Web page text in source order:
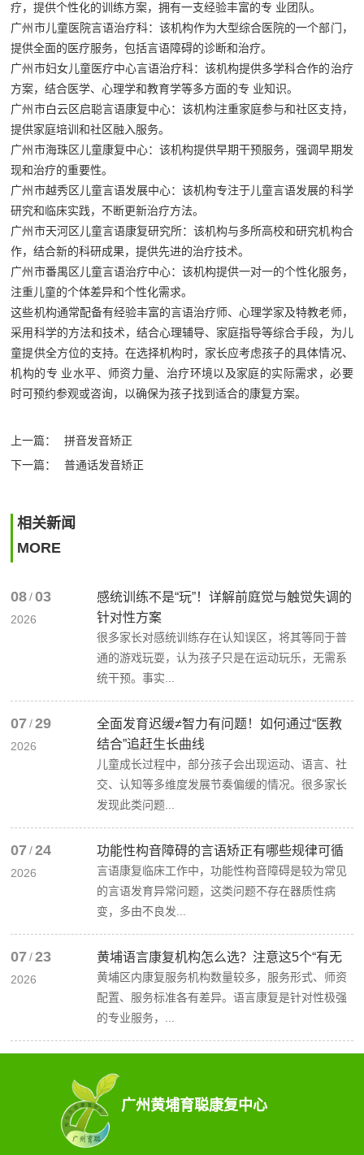
疗，提供个性化的训练方案，拥有一支经验丰富的专 业团队。
广州市儿童医院言语治疗科：该机构作为大型综合医院的一个部门，
提供全面的医疗服务，包括言语障碍的诊断和治疗。
广州市妇女儿童医疗中心言语治疗科：该机构提供多学科合作的治疗
方案，结合医学、心理学和教育学等多方面的专 业知识。
广州市白云区启聪言语康复中心：该机构注重家庭参与和社区支持，
提供家庭培训和社区融入服务。
广州市海珠区儿童康复中心：该机构提供早期干预服务，强调早期发
现和治疗的重要性。
广州市越秀区儿童言语发展中心：该机构专注于儿童言语发展的科学
研究和临床实践，不断更新治疗方法。
广州市天河区儿童言语康复研究所：该机构与多所高校和研究机构合
作，结合新的科研成果，提供先进的治疗技术。
广州市番禺区儿童言语治疗中心：该机构提供一对一的个性化服务，
注重儿童的个体差异和个性化需求。
这些机构通常配备有经验丰富的言语治疗师、心理学家及特教老师，
采用科学的方法和技术，结合心理辅导、家庭指导等综合手段，为儿
童提供全方位的支持。在选择机构时，家长应考虑孩子的具体情况、
机构的专 业水平、师资力量、治疗环境以及家庭的实际需求，必要
时可预约参观或咨询，以确保为孩子找到适合的康复方案。‍
上一篇：
拼音发音矫正
下一篇：
普通话发音矫正
相关新闻
MORE
08 / 03
2026
感统训练不是“玩”！详解前庭觉与触觉失调的
针对性方案
很多家长对感统训练存在认知误区，将其等同于普
通的游戏玩耍，认为孩子只是在运动玩乐，无需系
统干预。事实...
07 / 29
2026
全面发育迟缓≠智力有问题！如何通过“医教
结合”追赶生长曲线
儿童成长过程中，部分孩子会出现运动、语言、社
交、认知等多维度发展节奏偏缓的情况。很多家长
发现此类问题...
07 / 24
2026
功能性构音障碍的言语矫正有哪些规律可循
言语康复临床工作中，功能性构音障碍是较为常见
的言语发育异常问题，这类问题不存在器质性病
变，多由不良发...
07 / 23
2026
黄埔语言康复机构怎么选？注意这5个“有无
黄埔区内康复服务机构数量较多，服务形式、师资
配置、服务标准各有差异。语言康复是针对性极强
的专业服务，...
广州黄埔育聪康复中心